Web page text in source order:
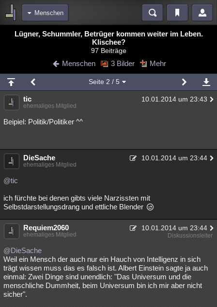
Menschen
Bereiche
Blogs
Neuigkeiten
meine Rubriken
Menschen Wissenschaft Politik Mystery Kriminalfälle
Spiritualität
Philosophie Träume Esoterik Literatur
Astronomie
Musik Clash Verbesserungen Allmystery
Besucht Teilgenommen Neue Geschlossen
Lesenswert
Lügner, Schummler, Betrüger kommen weiter im Leben.
Klischee?
97 Beiträge
Menschen 3 Bilder Mehr
Seite 2 / 5
tic 10.01.2014 um 23:43
ehemaliges Mitglied
Beipiel: Politik/Politiker ^^
DieSache 10.01.2014 um 23:44
ehemaliges Mitglied
@tic
ich fürchte bei denen gibts viele Narzissten mit
Selbstdarstellungsdrang und ettliche Blender
Requiem2060 10.01.2014 um 23:44
ehemaliges Mitglied Diskussionsleiter
@DieSache
Weil ein Mensch der auch nur ein Hauch von Intelligenz in sich
trägt wissen muss das es falsch ist. Albert Einstein sagte ja auch
einmal: Zwei Dinge sind unendlich: "Das Universum und die
menschliche Dummheit, beim Universum bin ich mir aber nicht
sicher".